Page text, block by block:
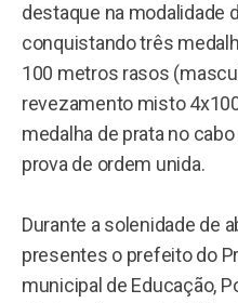
destaque na modalidade
conquistando três
100 metros rasos
revezamento misto
medalha de prata no
prova de ordem unida.
Durante a solenidade de
presentes o prefeito do
municipal de Educação,